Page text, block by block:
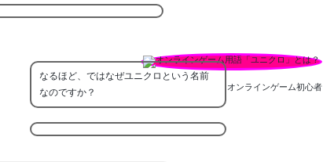
オンラインゲーム初心者
なるほど、ではなぜユニクロという名前
なのですか？